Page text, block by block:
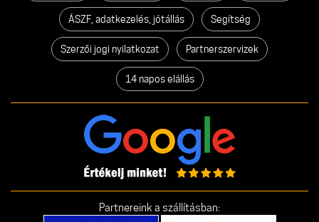
ÁSZF, adatkezelés, jótállás Segítség
Szerzői jogi nyilatkozat Partnerszervizek
14 napos elállás
Partnereink a szállításban: